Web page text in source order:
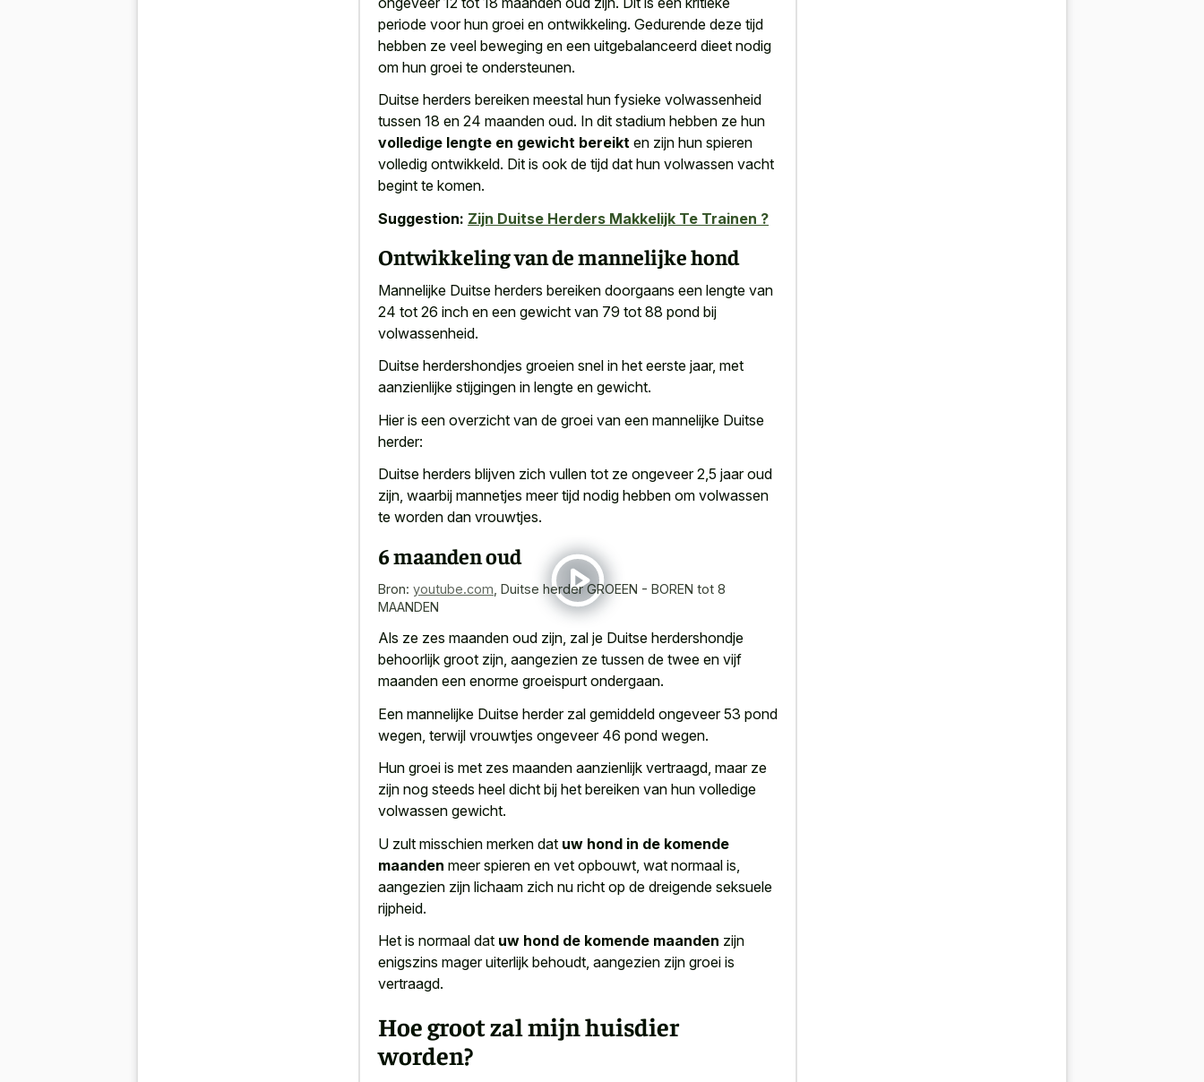
periode voor hun groei en ontwikkeling. Gedurende deze tijd
hebben ze veel beweging en een uitgebalanceerd dieet nodig
om hun groei te ondersteunen.
Duitse herders bereiken meestal hun fysieke volwassenheid
tussen 18 en 24 maanden oud. In dit stadium hebben ze hun
volledige lengte en gewicht bereikt en zijn hun spieren
volledig ontwikkeld. Dit is ook de tijd dat hun volwassen vacht
begint te komen.
Suggestion: Zijn Duitse Herders Makkelijk Te Trainen ?
Ontwikkeling van de mannelijke hond
Mannelijke Duitse herders bereiken doorgaans een lengte van
24 tot 26 inch en een gewicht van 79 tot 88 pond bij
volwassenheid.
Duitse herdershondjes groeien snel in het eerste jaar, met
aanzienlijke stijgingen in lengte en gewicht.
Hier is een overzicht van de groei van een mannelijke Duitse
herder:
Duitse herders blijven zich vullen tot ze ongeveer 2,5 jaar oud
zijn, waarbij mannetjes meer tijd nodig hebben om volwassen
te worden dan vrouwtjes.
6 maanden oud
Bron: youtube.com Duitse herder GROEEN - BOREN tot 8
MAANDEN
Als ze zes maanden oud zijn, zal je Duitse herdershondje
behoorlijk groot zijn, aangezien ze tussen de twee en vijf
maanden een enorme groeispurt ondergaan.
Een mannelijke Duitse herder zal gemiddeld ongeveer 53 pond
wegen, terwijl vrouwtjes ongeveer 46 pond wegen.
Hun groei is met zes maanden aanzienlijk vertraagd, maar ze
zijn nog steeds heel dicht bij het bereiken van hun volledige
volwassen gewicht.
U zult misschien merken dat uw hond in de komende
maanden meer spieren en vet opbouwt, wat normaal is,
aangezien zijn lichaam zich nu richt op de dreigende seksuele
rijpheid.
Het is normaal dat uw hond de komende maanden zijn
enigszins mager uiterlijk behoudt, aangezien zijn groei is
vertraagd.
Hoe groot zal mijn huisdier
worden?